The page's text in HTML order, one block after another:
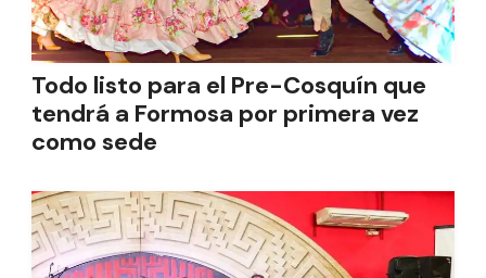
Todo listo para el Pre-Cosquín que
tendrá a Formosa por primera vez
como sede